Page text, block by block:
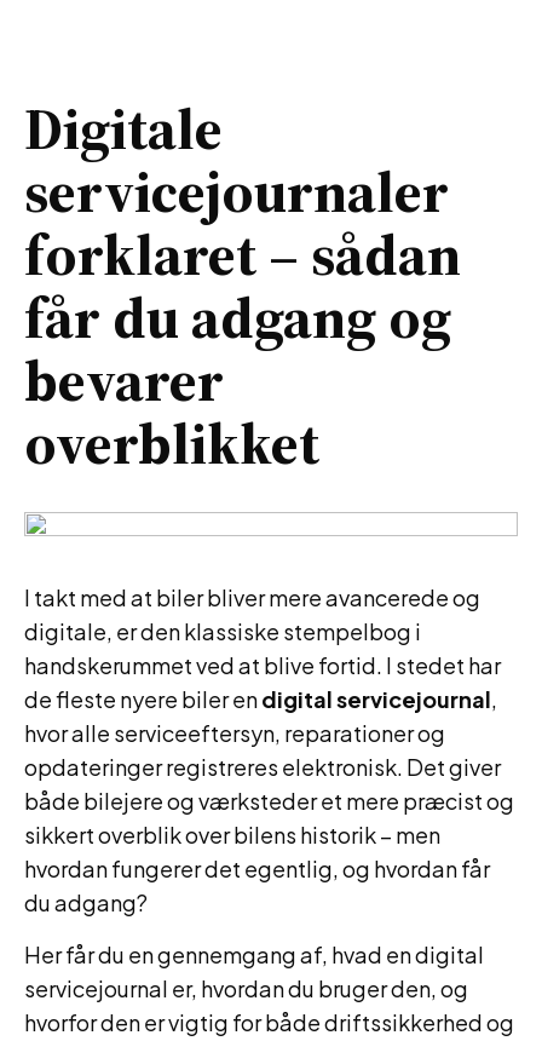
Digitale
servicejournaler
forklaret – sådan
får du adgang og
bevarer
overblikket
I takt med at biler bliver mere avancerede og
digitale, er den klassiske stempelbog i
handskerummet ved at blive fortid. I stedet har
de fleste nyere biler endigital servicejournal,
hvor alle serviceeftersyn, reparationer og
opdateringer registreres elektronisk. Det giver
både bilejere og værksteder et mere præcist og
sikkert overblik over bilens historik – men
hvordan fungerer det egentlig, og hvordan får
du adgang?
Her får du en gennemgang af, hvad en digital
servicejournal er, hvordan du bruger den, og
hvorfor den er vigtig for både driftssikkerhed og